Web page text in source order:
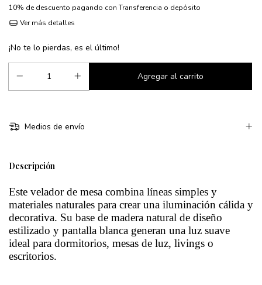
10% de descuento pagando con Transferencia o depósito
Ver más detalles
¡No te lo pierdas, es el último!
Medios de envío
Descripción
Este velador de mesa combina líneas simples y
materiales naturales para crear una iluminación cálida y
decorativa. Su base de madera natural de diseño
estilizado y pantalla blanca generan una luz suave
ideal para dormitorios, mesas de luz, livings o
escritorios.